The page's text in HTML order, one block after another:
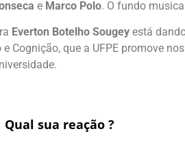
e Marco Polo. O fundo
Everton Botelho Sougey está
e Cognição, que a UFPE promove
Qual sua reação ?